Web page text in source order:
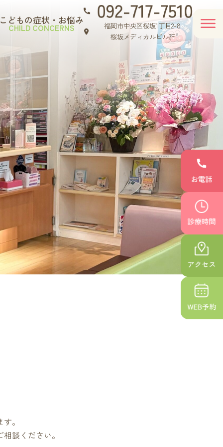
どもの症状・お悩み
CHILD CONCERNS
福岡市中央区桜坂1丁目2-8
桜坂メディカルビル2F
。
談ください。